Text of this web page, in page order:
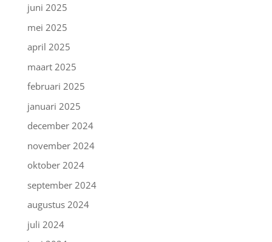
juni 2025
mei 2025
april 2025
maart 2025
februari 2025
januari 2025
december 2024
november 2024
oktober 2024
september 2024
augustus 2024
juli 2024